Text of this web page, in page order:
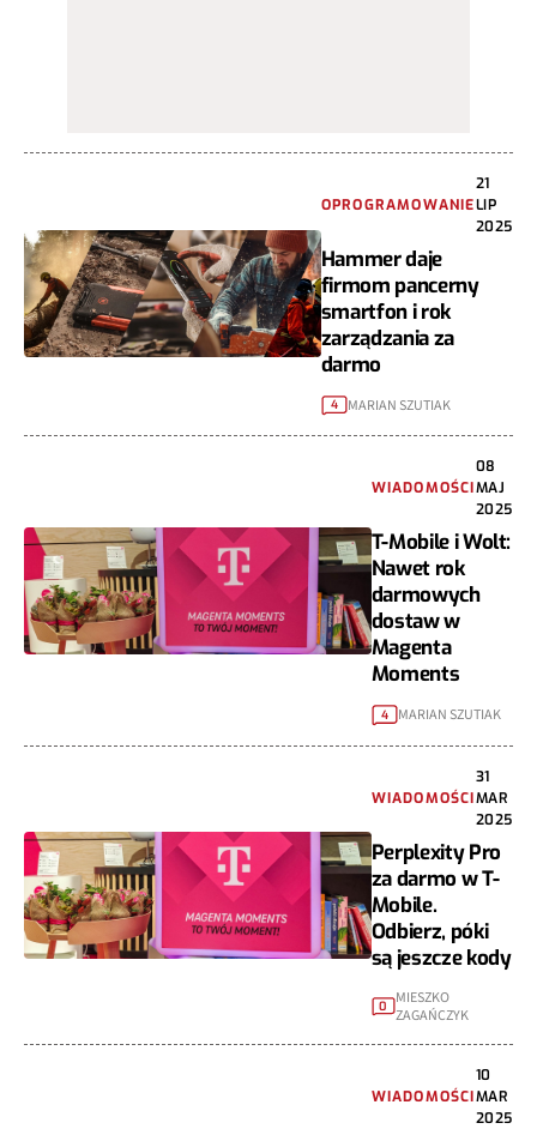
OPROGRAMOWANIE
21
LIP
2025
Hammer daje
firmom pancerny
smartfon i rok
zarządzania za
darmo
4 MARIAN SZUTIAK
WIADOMOŚCI
08
MAJ
2025
T-Mobile i Wolt:
Nawet rok
darmowych
dostaw w
Magenta
Moments
4 MARIAN SZUTIAK
WIADOMOŚCI
31
MAR
2025
Perplexity Pro
za darmo w T-
Mobile.
Odbierz, póki
są jeszcze kody
0 MIESZKO
ZAGAŃCZYK
WIADOMOŚCI
10
MAR
2025